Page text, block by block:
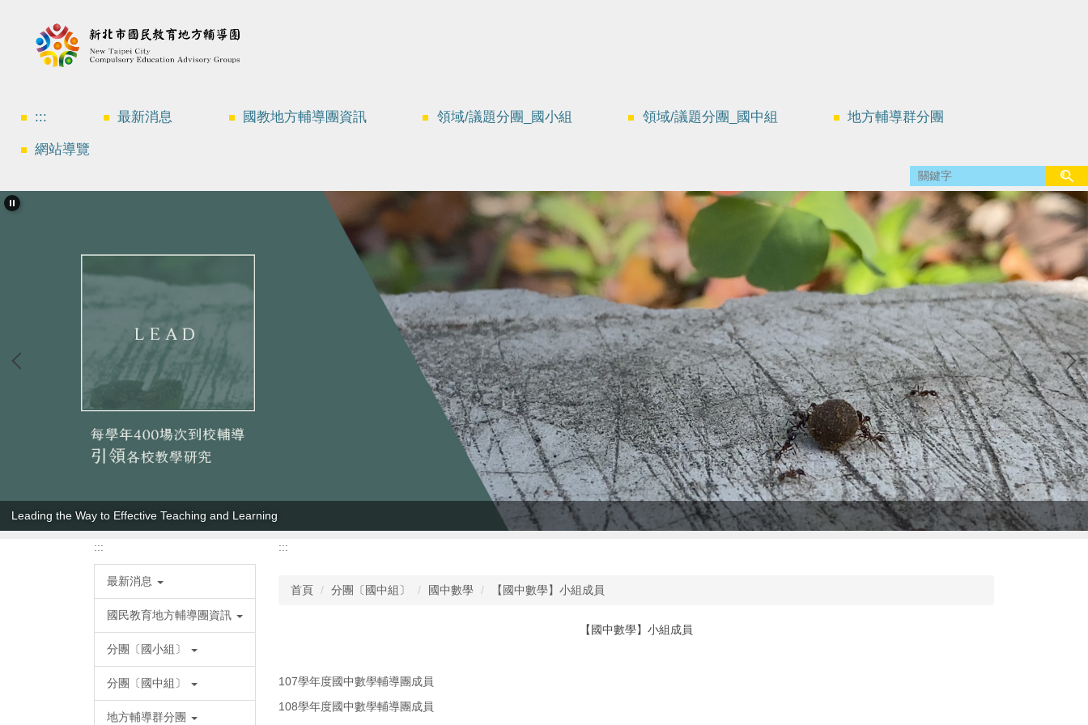
::: 最新消息 國教地方輔導團資訊 領域/議題分團_國小組 領域/議題分團_國中組 地方輔導群分團
網站導覽
Leading the Way to Effective Teaching and Learning
:::
最新消息
國民教育地方輔導團資訊
分團〔國小組〕
分團〔國中組〕
地方輔導群分團
:::
首頁 分團〔國中組〕 國中數學 【國中數學】小組成員
【國中數學】小組成員
107學年度國中數學輔導團成員
108學年度國中數學輔導團成員